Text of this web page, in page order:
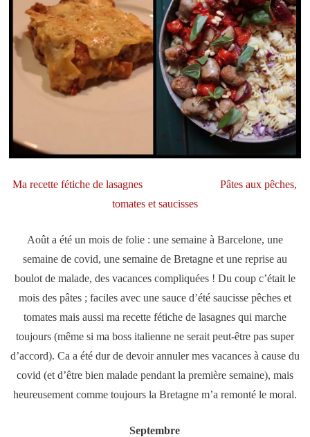
Ma recette fétiche de lasagnes
Pâtes aux pêches,
tomates et saucisses
Août a été un mois de folie : une semaine à Barcelone, une
semaine de covid, une semaine de Bretagne et une reprise au
boulot de malade, des vacances compliquées ! Du coup c’était le
mois des pâtes ; faciles avec une sauce d’été saucisse pêches et
tomates mais aussi ma recette fétiche de lasagnes qui marche
toujours (même si ma boss italienne ne serait peut-être pas super
d’accord). Ca a été dur de devoir annuler mes vacances à cause du
covid (et d’être bien malade pendant la première semaine), mais
heureusement comme toujours la Bretagne m’a remonté le moral.
Septembre